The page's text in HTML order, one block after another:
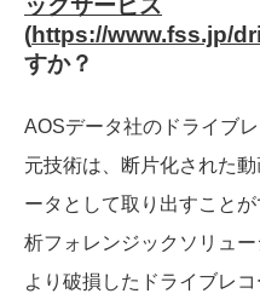
(https://www.fss.jp/
すか？
AOSデータ社のドライブ
元技術は、断片化された
ータとして取り出すこと
析フォレンジックソリュ
より破損したドライブレ